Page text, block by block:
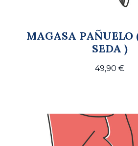
MAGASA PAÑUELO
SEDA )
49,90 €